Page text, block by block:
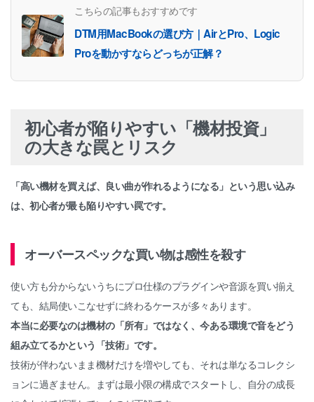
こちらの記事もおすすめです
DTM用MacBookの選び方｜AirとPro、Logic
Proを動かすならどっちが正解？
初心者が陥りやすい「機材投資」
の大きな罠とリスク
「高い機材を買えば、良い曲が作れるようになる」という思い込み
は、初心者が最も陥りやすい罠です。
オーバースペックな買い物は感性を殺す
使い方も分からないうちにプロ仕様のプラグインや音源を買い揃え
ても、結局使いこなせずに終わるケースが多々あります。
本当に必要なのは機材の「所有」ではなく、今ある環境で音をどう
組み立てるかという「技術」です。
技術が伴わないまま機材だけを増やしても、それは単なるコレクシ
ョンに過ぎません。まずは最小限の構成でスタートし、自分の成長